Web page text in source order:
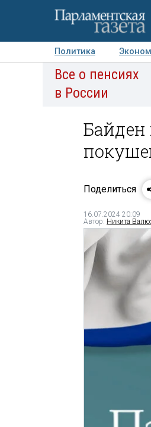
Политика
Авторы Персоны
Все о пенсиях
в России
Байден
Поделиться
16.07.2024 20:09
Автор: Никита